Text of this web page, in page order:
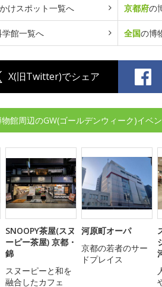
けスポット一覧へ 京都府の
館一覧へ 全国の博
X(旧Twitter)でシェア
館周辺のGW(ゴールデンウィーク)イベ
SNOOPY茶屋(スヌ
ーピー茶屋) 京都・
錦
スヌーピーと和を
融合したカフェ
河原町オーパ
京都の若者のサー
ドプレイス